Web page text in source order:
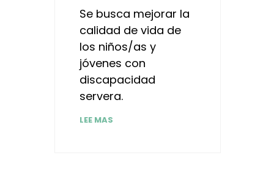
Se busca mejorar la
calidad de vida de
los niños/as y
jóvenes con
discapacidad
servera.
LEE MAS